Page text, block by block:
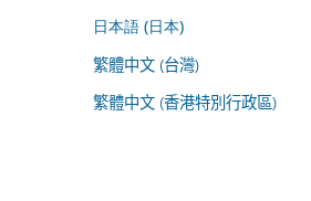
日本語 (日本)
繁體中文 (台灣)
繁體中文 (香港特別行政區)